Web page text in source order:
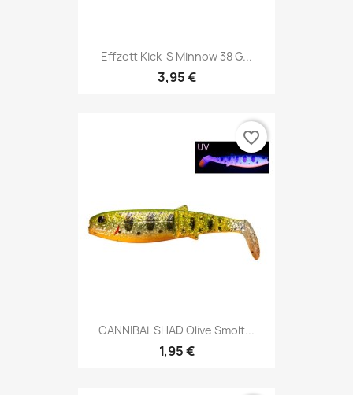
Effzett Kick-S Minnow 38 G...
3,95 €
CANNIBAL SHAD Olive Smolt...
1,95 €
favorite_border